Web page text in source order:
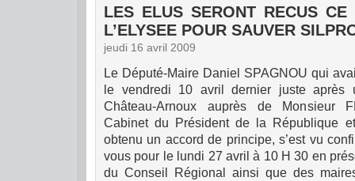
LES ELUS SERONT RECUS
L’ELYSEE POUR SAUVER
jeudi 16 avril 2009
Le Député-Maire Daniel SPAGNOU qui
le vendredi 10 avril dernier juste
Château-Arnoux auprès de Monsieur
Cabinet du Président de la République
obtenu un accord de principe, s’est vu
vous pour le lundi 27 avril à 10 H 30 en
du Conseil Régional ainsi que des